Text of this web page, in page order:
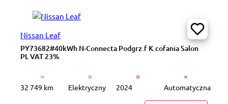
Nissan Leaf
PY73682#40kWh N-Connecta Podgrz.f K.cofania Salon
PL VAT 23%
32 749 km Elektryczny 2024 Automatyczna